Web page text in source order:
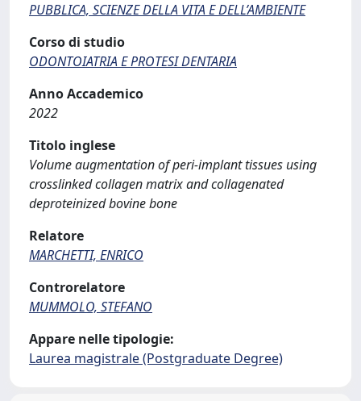
PUBBLICA, SCIENZE DELLA VITA E DELL’AMBIENTE
Corso di studio
ODONTOIATRIA E PROTESI DENTARIA
Anno Accademico
2022
Titolo inglese
Volume augmentation of peri-implant tissues using
crosslinked collagen matrix and collagenated
deproteinized bovine bone
Relatore
MARCHETTI, ENRICO
Controrelatore
MUMMOLO, STEFANO
Appare nelle tipologie:
Laurea magistrale (Postgraduate Degree)